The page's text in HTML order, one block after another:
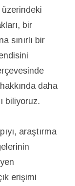
üzerindeki
bir
sınırlı bir
daha
biliyoruz.
araştırma
erişimi